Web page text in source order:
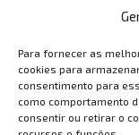
Para fornecer as
cookies para
consentimento para
como comportamento
consentir ou retirar o